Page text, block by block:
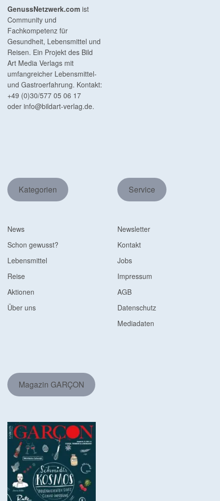
GenussNetzwerk.com ist
Community und
Fachkompetenz für
Gesundheit, Lebensmittel und
Reisen. Ein Projekt des Bild
Art Media Verlags mit
umfangreicher Lebensmittel-
und Gastroerfahrung. Kontakt:
+49 (0)30/577 05 06 17
oder info@bildart-verlag.de.
Kategorien
News
Schon gewusst?
Lebensmittel
Reise
Aktionen
Über uns
Service
Newsletter
Kontakt
Jobs
Impressum
AGB
Datenschutz
Mediadaten
Magazin GARÇON